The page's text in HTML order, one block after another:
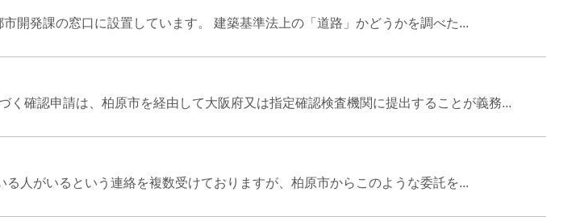
開発課の窓口に設置しています。 建築基準法上の「道路」かどうかを調べた...
確認申請は、柏原市を経由して大阪府又は指定確認検査機関に提出することが義務...
人がいるという連絡を複数受けておりますが、柏原市からこのような委託を...